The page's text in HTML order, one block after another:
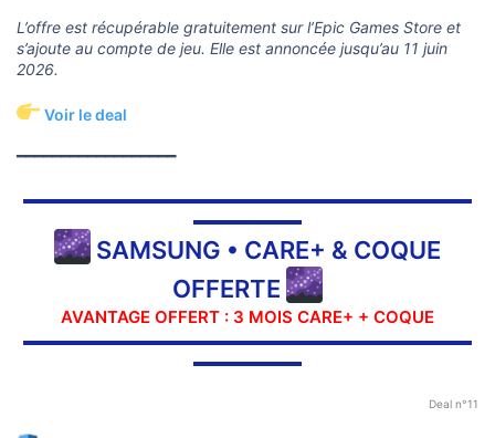
L’offre est récupérable gratuitement sur l’Epic Games Store et
s’ajoute au compte de jeu. Elle est annoncée jusqu’au 11 juin
2026.
Voir le deal
━━━━━━━━━━━━━━━━━━
▬▬▬▬▬▬▬▬▬▬▬▬▬▬▬▬▬▬▬▬▬▬▬▬▬▬▬▬▬
▬▬▬▬▬▬▬
SAMSUNG • CARE+ & COQUE
OFFERTE
AVANTAGE OFFERT : 3 MOIS CARE+ + COQUE
▬▬▬▬▬▬▬▬▬▬▬▬▬▬▬▬▬▬▬▬▬▬▬▬▬▬▬▬▬
▬▬▬▬▬▬▬
Deal n°11